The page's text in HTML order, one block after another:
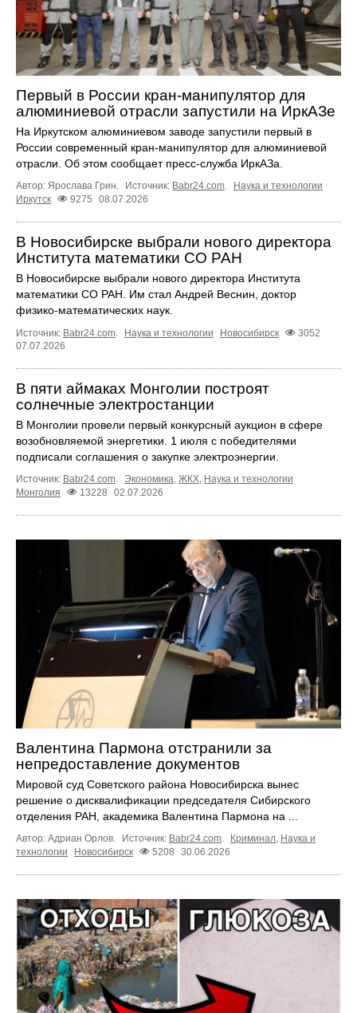
Первый в России кран-манипулятор для
алюминиевой отрасли запустили на ИркАЗе
На Иркутском алюминиевом заводе запустили первый в
России современный кран-манипулятор для алюминиевой
отрасли. Об этом сообщает пресс-служба ИркАЗа.
Автор: Ярослава Грин. Источник: Babr24.com
Наука и технологии
Иркутск
9275 08.07.2026
В Новосибирске выбрали нового директора
Института математики СО РАН
В Новосибирске выбрали нового директора Института
математики СО РАН. Им стал Андрей Веснин, доктор
физико-математических наук.
Источник: Babr24.com. Наука и технологии Новосибирск
3052
07.07.2026
В пяти аймаках Монголии построят
солнечные электростанции
В Монголии провели первый конкурсный аукцион в сфере
возобновляемой энергетики. 1 июля с победителями
подписали соглашения о закупке электроэнергии.
Источник: Babr24.com. Экономика, ЖКХ, Наука и технологии
Монголия
13228 02.07.2026
Валентина Пармона отстранили за
непредоставление документов
Мировой суд Советского района Новосибирска вынес
решение о дисквалификации председателя Сибирского
отделения РАН, академика Валентина Пармона на ...
Автор: Адриан Орлов. Источник: Babr24.com Криминал Наука и
технологии
Новосибирск 5208 30.06.2026